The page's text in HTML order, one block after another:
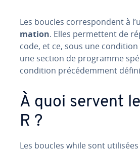
Les boucles cor­res­pon­dent à
ma­tion. Elles per­met­tent de
code, et ce, sous une
une section de programme
condition pré­cé­dem­ment
À quoi servent
R ?
Les boucles while sont